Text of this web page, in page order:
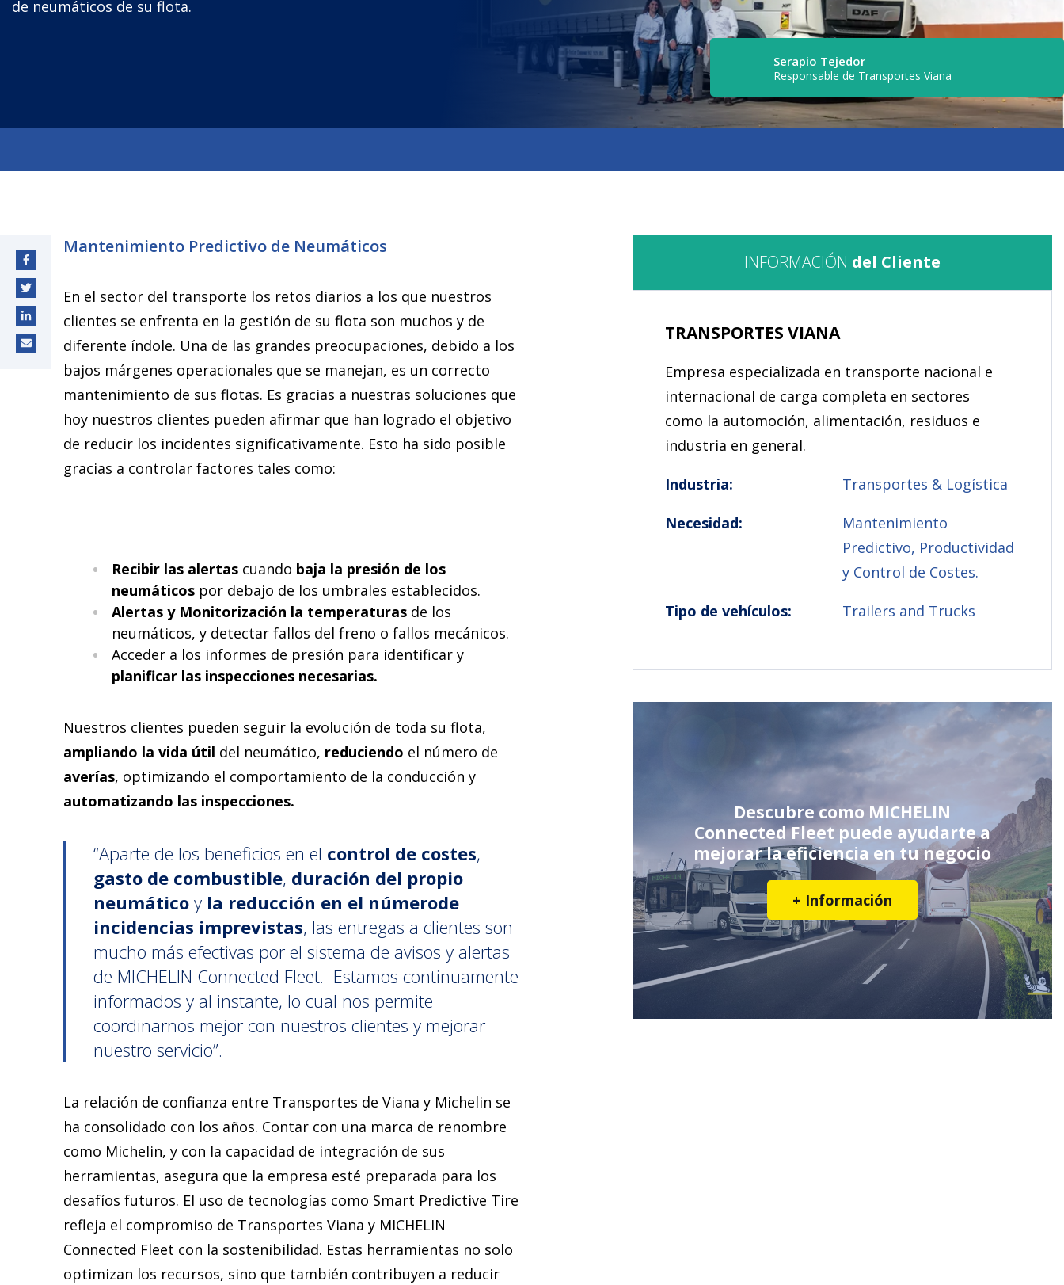
predictivo podrás optimizar el
de neumáticos de su flota.
Serapio Tejedor
Responsable de Transportes Viana
Mantenimiento Predictivo de Neumáticos
En el sector del transporte los retos diarios a los que nuestros
clientes se enfrenta en la gestión de su flota son muchos y de
diferente índole. Una de las grandes preocupaciones, debido a los
bajos márgenes operacionales que se manejan, es un correcto
mantenimiento de sus flotas. Es gracias a nuestras soluciones que
hoy nuestros clientes pueden afirmar que han logrado el objetivo
de reducir los incidentes significativamente. Esto ha sido posible
gracias a controlar factores tales como:
Recibir las alertas cuando baja la presión de los
neumáticos por debajo de los umbrales establecidos.
Alertas y Monitorización la temperaturas de los
neumáticos, y detectar fallos del freno o fallos mecánicos.
Acceder a los informes de presión para identificar y
planificar las inspecciones necesarias.
Nuestros clientes pueden seguir la evolución de toda su flota,
ampliando la vida útil del neumático, reduciendo el número de
averías, optimizando el comportamiento de la conducción y
automatizando las inspecciones.
“Aparte de los beneficios en el control de costes,
gasto de combustible, duración del propio
neumáticoy la reducción en el númerode
incidencias imprevistas, las entregas a clientes son
mucho más efectivas por el sistema de avisos y alertas
de MICHELIN Connected Fleet. Estamos continuamente
informados y al instante, lo cual nos permite
coordinarnos mejor con nuestros clientes y mejorar
nuestro servicio”.
La relación de confianza entre Transportes de Viana y Michelin se
ha consolidado con los años. Contar con una marca de renombre
como Michelin, y con la capacidad de integración de sus
herramientas, asegura que la empresa esté preparada para los
desafíos futuros. El uso de tecnologías como Smart Predictive Tire
refleja el compromiso de Transportes Viana y MICHELIN
Connected Fleet con la sostenibilidad. Estas herramientas no solo
optimizan los recursos, sino que también contribuyen a reducir
INFORMACIÓN del Cliente
TRANSPORTES VIANA
Empresa especializada en transporte nacional e
internacional de carga completa en sectores
como la automoción, alimentación, residuos e
industria en general.
Industria: Transportes & Logística
Necesidad:
Mantenimiento
Predictivo, Productividad
y Control de Costes.
Tipo de vehículos: Trailers and Trucks
Descubre como MICHELIN
Connected Fleet puede ayudarte a
mejorar la eficiencia en tu negocio
+ Información